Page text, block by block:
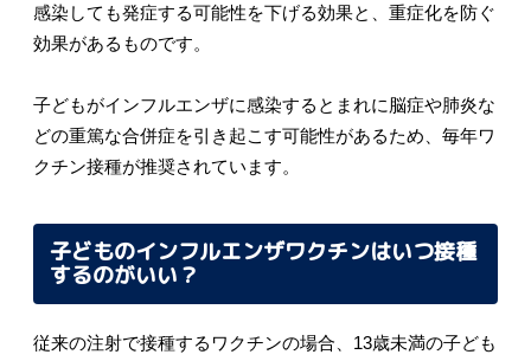
感染しても発症する可能性を下げる効果と、重症化を防ぐ
効果があるものです。
子どもがインフルエンザに感染するとまれに脳症や肺炎な
どの重篤な合併症を引き起こす可能性があるため、毎年ワ
クチン接種が推奨されています。
子どものインフルエンザワクチンはいつ接種
するのがいい？
従来の注射で接種するワクチンの場合、13歳未満の子ども